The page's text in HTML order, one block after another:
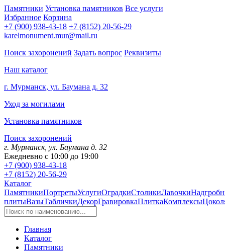
Памятники Установка памятников Все услуги
Избранное Корзина
+7 (900) 938-43-18 +7 (8152) 20-56-29
karelmonument.mur@mail.ru
Поиск захоронений Задать вопрос Реквизиты
Наш каталог
г. Мурманск, ул. Баумана д. 32
Уход за могилами
Установка памятников
Поиск захоронений
г. Мурманск, ул. Баумана д. 32
Ежедневно с 10:00 до 19:00
+7 (900) 938-43-18
+7 (8152) 20-56-29
Каталог
ПамятникиПортретыУслугиОградкиСтоликиЛавочки
плитыВазыТабличкиДекорГравировкаПлиткаКомплексы
Главная
Каталог
Памятники